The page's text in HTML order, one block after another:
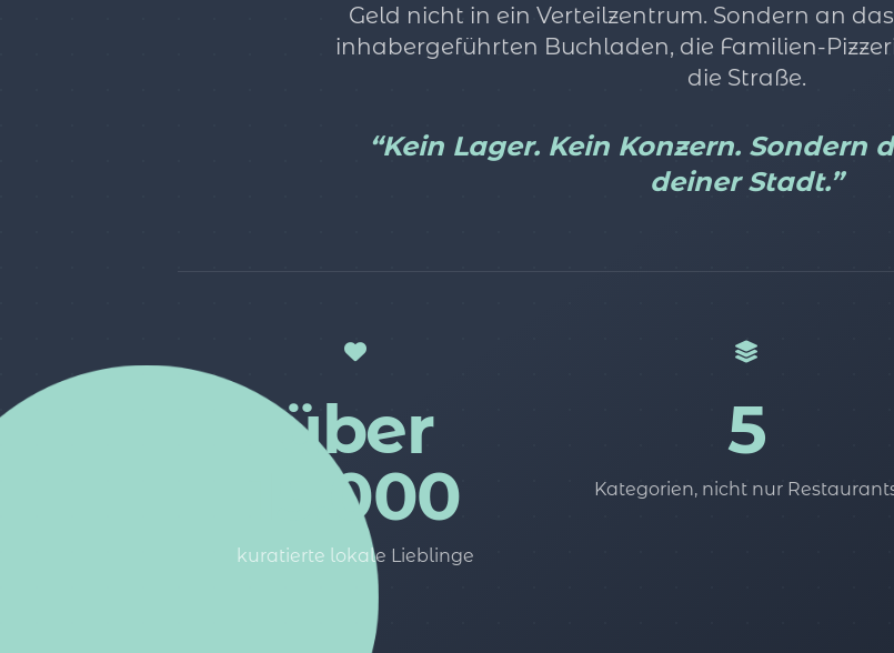
Geld nicht in ein Verteilzentrum. Sondern an
inhabergeführten Buchladen, die Familien-
die Straße.
“Kein Lager. Kein Konzern. Sondern
deiner Stadt.”
über
15.000
kuratierte lokale Lieblinge
5
Kategorien, nicht nur